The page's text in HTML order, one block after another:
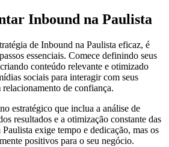
Inbound na Paulista
de Inbound na Paulista eficaz, é
essenciais. Comece definindo seus
conteúdo relevante e otimizado
sociais para interagir com seus
de confiança.
estratégico que inclua a análise de
resultados e a otimização constante das
exige tempo e dedicação, mas os
positivos para o seu negócio.